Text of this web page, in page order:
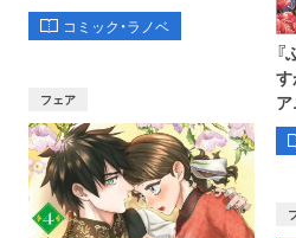
コミック・ラノベ
フェア
す